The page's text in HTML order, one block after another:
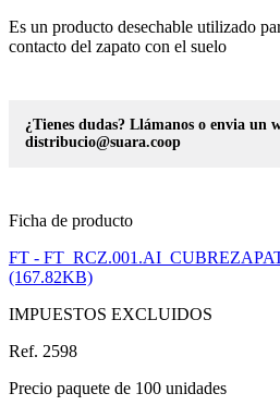
Es un producto desechable utilizado
contacto del zapato con el suelo
¿Tienes dudas? Llámanos o envia un
distribucio@suara.coop
Ficha de producto
FT -
(167.82KB)
IMPUESTOS EXCLUIDOS
Ref. 2598
Precio paquete de 100 unidades